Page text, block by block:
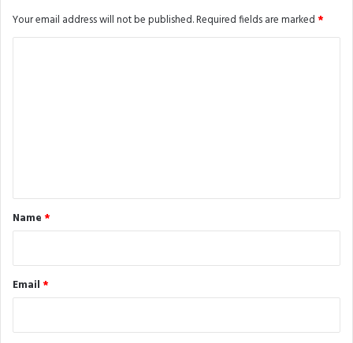
Your email address will not be published.Required fields are marked *
*
Name *
Email *